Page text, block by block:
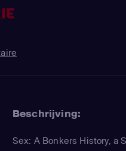
Beschrijving:
Sex: A Bonkers History, a